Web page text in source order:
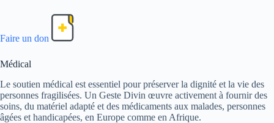
Faire un don
Médical
Le soutien médical est essentiel pour préserver la dignité et la vie des
personnes fragilisées. Un Geste Divin œuvre activement à fournir des
soins, du matériel adapté et des médicaments aux malades, personnes
âgées et handicapées, en Europe comme en Afrique.